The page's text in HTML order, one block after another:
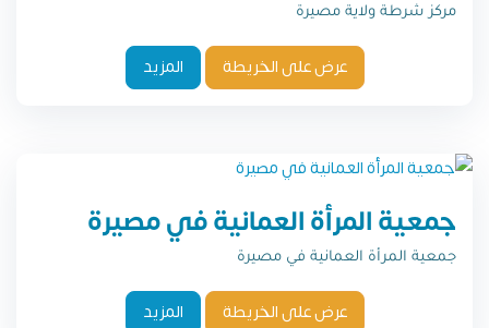
مركز شرطة ولاية مصيرة
عرض على الخريطة المزيد
جمعية المرأة العمانية في مصيرة
جمعية المرأة العمانية في مصيرة
عرض على الخريطة المزيد